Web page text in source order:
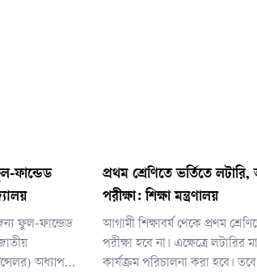
ফান্ডেড
ফুল-ফান্ডেড
অধ্যাপক
প্রথম শ্রেণিতে ভর্তিতে
পরীক্ষা: শিক্ষা মন্ত্রণালয়
আগামী শিক্ষাবর্ষ থেকে প্রথম
পরীক্ষা হবে না। এক্ষেত্রে লটারির
কার্যক্রম পরিচালনা করা হবে।